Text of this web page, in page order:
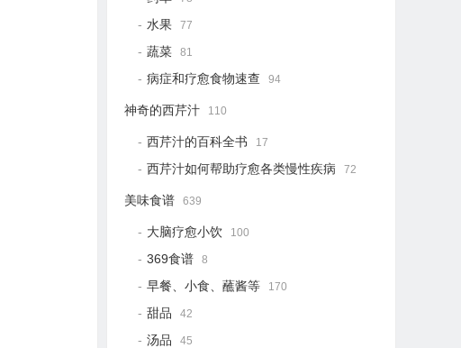
水果 77
蔬菜 81
病症和疗愈食物速查 94
神奇的西芹汁 110
西芹汁的百科全书 17
西芹汁如何帮助疗愈各类慢性疾病 72
美味食谱 639
大脑疗愈小饮 100
369食谱 8
早餐、小食、蘸酱等 170
甜品 42
汤品 45